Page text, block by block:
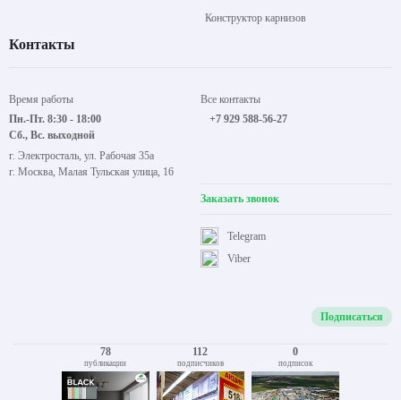
Конструктор карнизов
Контакты
Время работы
Пн.-Пт. 8:30 - 18:00
Сб., Вс. выходной
г. Электросталь, ул. Рабочая 35а
г. Москва, Малая Тульская улица, 16
Все контакты
+7 929 588-56-27
Заказать звонок
Viber
Telegram
Подписаться
78
публикации
112
подписчиков
0
подписок